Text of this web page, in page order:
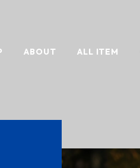
ABOUT ALL ITEM